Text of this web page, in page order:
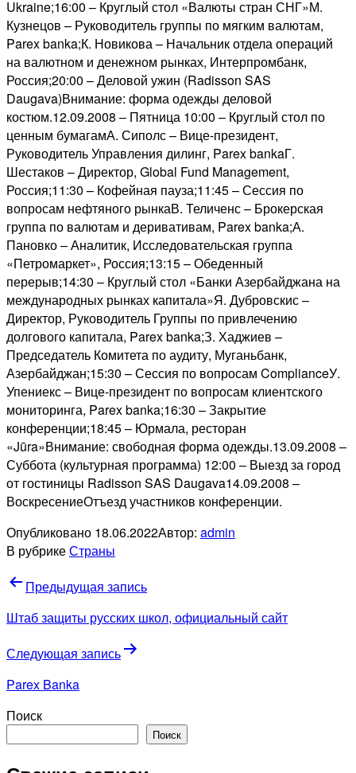
Ukraine;16:00 – Круглый стол «Валюты стран СНГ»М.
Кузнецов – Руководитель группы по мягким валютам,
Parex banka;К. Новикова – Начальник отдела операций
на валютном и денежном рынках, Интерпромбанк,
Россия;20:00 – Деловой ужин (Radisson SAS
Daugava)Внимание: форма одежды деловой
костюм.12.09.2008 – Пятница 10:00 – Круглый стол по
ценным бумагамА. Сиполс – Вице-президент,
Руководитель Управления дилинг, Parex bankaГ.
Шестаков – Директор, Global Fund Management,
Россия;11:30 – Кофейная пауза;11:45 – Сессия по
вопросам нефтяного рынкаВ. Теличенс – Брокерская
группа по валютам и деривативам, Parex banka;А.
Пановко – Аналитик, Исследовательская группа
«Петромаркет», Россия;13:15 – Обеденный
перерыв;14:30 – Круглый стол «Банки Азербайджана на
международных рынках капитала»Я. Дубровскис –
Директор, Руководитель Группы по привлечению
долгового капитала, Parex banka;З. Хаджиев –
Председатель Комитета по аудиту, Муганьбанк,
Азербайджан;15:30 – Сессия по вопросам ComplianceУ.
Упениекс – Вице-президент по вопросам клиентского
мониторинга, Parex banka;16:30 – Закрытие
конференции;18:45 – Юрмала, ресторан
«Jūra»Внимание: свободная форма одежды.13.09.2008 –
Суббота (культурная программа) 12:00 – Выезд за город
от гостиницы Radisson SAS Daugava14.09.2008 –
ВоскресениеОтъезд участников конференции.
Опубликовано 18.06.2022Автор: admin
В рубрикеСтраны
Навигация
по
Предыдущая запись
Штаб защиты русских школ, официальный сайт
Следующая запись
Parex Banka
Поиск
Поиск